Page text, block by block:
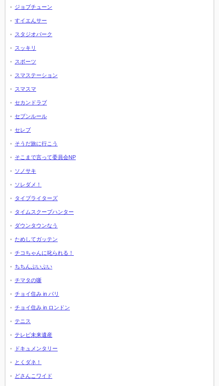
ジョブチューン
すイエんサー
スタジオパーク
スッキリ
スポーツ
スマステーション
スマスマ
セカンドラブ
セブンルール
セレブ
そうだ旅に行こう
そこまで言って委員会NP
ソノサキ
ソレダメ！
タイプライターズ
タイムスクープハンター
ダウンタウンなう
ためしてガッテン
チコちゃんに叱られる！
ちちんぷいぷい
チマタの噺
チョイ住み in パリ
チョイ住み in ロンドン
テニス
テレビ未来遺産
ドキュメンタリー
とくダネ！
どさんこワイド